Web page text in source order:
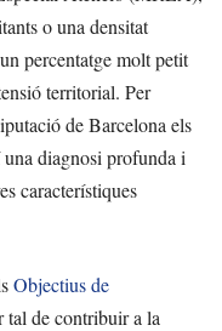
o una densitat
percentatge molt petit
territorial. Per
de Barcelona els
diagnosi profunda i
característiques
Objectius de
tal de contribuir a la